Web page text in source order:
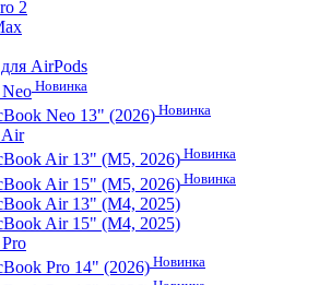
2
AirPods
Новинка
Neo 13" (2026) Новинка
Air
Air 13" (M5, 2026) Новинка
Air 15" (M5, 2026) Новинка
Air 13" (M4, 2025)
Air 15" (M4, 2025)
Pro 14" (2026) Новинка